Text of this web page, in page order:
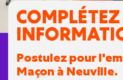
Postulez pour
Maçon à Neuville.